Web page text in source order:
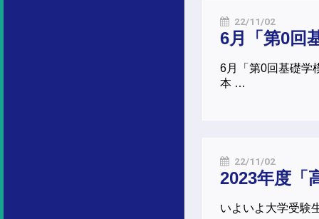
22/11/02
6月「第0回
6月「第0回基礎学
本 …
22/11/02
2023年度「
いよいよ大学受験